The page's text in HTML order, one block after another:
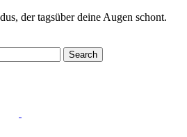
der tagsüber deine Augen schont.
Search